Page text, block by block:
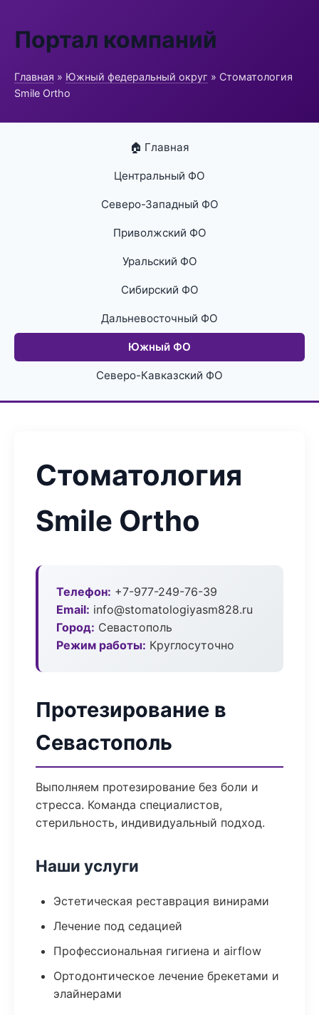
Портал компаний
Главная » Южный федеральный округ » Стоматология
Smile Ortho
🏠 Главная
Центральный ФО
Северо-Западный ФО
Приволжский ФО
Уральский ФО
Сибирский ФО
Дальневосточный ФО
Южный ФО
Северо-Кавказский ФО
Стоматология
Smile Ortho
Телефон: +7-977-249-76-39
Email: info@stomatologiyasm828.ru
Город: Севастополь
Режим работы: Круглосуточно
Протезирование в
Севастополь
Выполняем протезирование без боли и
стресса. Команда специалистов,
стерильность, индивидуальный подход.
Наши услуги
Эстетическая реставрация винирами
Лечение под седацией
Профессиональная гигиена и airflow
Ортодонтическое лечение брекетами и
элайнерами